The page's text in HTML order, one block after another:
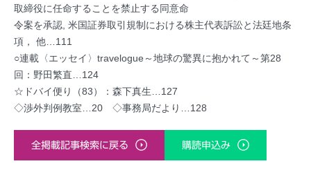
取締役に任命することを禁止する同意命
令案を承認, 米国証券取引規制における株主代表訴訟と法廷地条
項， 他…111
○連載〈エッセイ〉travelogue～地球の驚異に抱かれて～第28
回：野田繁直…124
☆ドバイ便り（83）：森下真生…127
◇渉外判例教室…20 ◇事務局だより…128
全掲載記事検索に戻る 購読申込み